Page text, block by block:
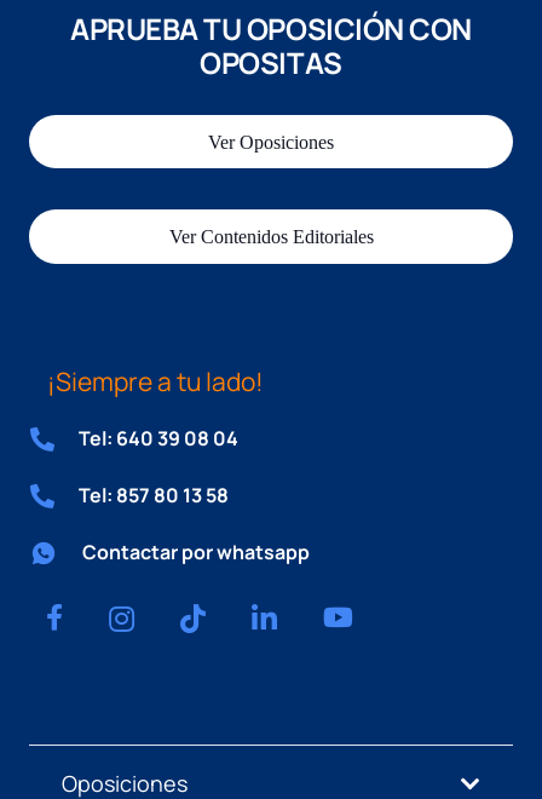
APRUEBA TU OPOSICIÓN CON
OPOSITAS
Ver Oposiciones
Ver Contenidos Editoriales
¡Siempre a tu lado!
Tel: 640 39 08 04
Tel: 857 80 13 58
Contactar por whatsapp
Oposiciones